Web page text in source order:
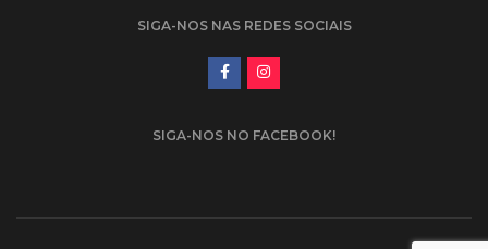
SIGA-NOS NAS REDES SOCIAIS
SIGA-NOS NO FACEBOOK!